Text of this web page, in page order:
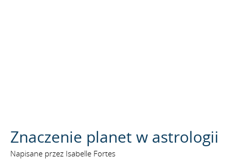
Znaczenie planet w astrologii
Napisane przez Isabelle Fortes